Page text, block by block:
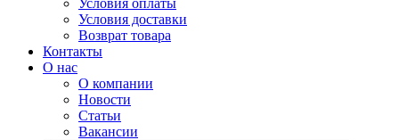
Условия оплаты
Условия доставки
Возврат товара
Контакты
О нас
О компании
Новости
Статьи
Вакансии